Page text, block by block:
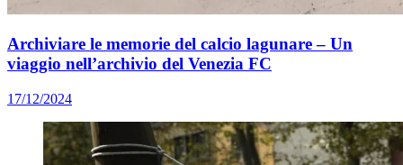
Archiviare le memorie del calcio lagunare – Un
viaggio nell’archivio del Venezia FC
17/12/2024